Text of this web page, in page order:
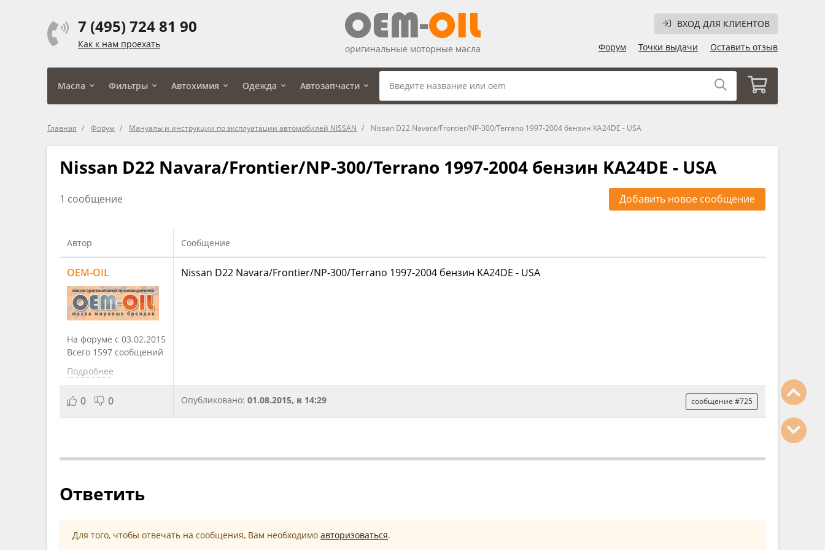
7 (495) 724 81 90
Как к нам проехать
ВХОД ДЛЯ КЛИЕНТОВ
Форум
Точки выдачи Оставить отзыв
оригинальные моторные масла
Масла Фильтры Автохимия Одежда Автозапчасти
Главная Форум Мануалы и инструкции по эксплуатации автомобилей NISSAN Nissan D22 Navara/Frontier/NP-300/Terrano 1997-2004 бензин KA24DE - USA
Nissan D22 Navara/Frontier/NP-300/Terrano 1997-2004 бензин KA24DE - USA
1 сообщение Добавить новое сообщение
Автор Сообщение
OEM-OIL
На форуме с 03.02.2015
Всего 1597 сообщений
Подробнее
Nissan D22 Navara/Frontier/NP-300/Terrano 1997-2004 бензин KA24DE - USA
0 0 Опубликовано: 01.08.2015, в 14:29 сообщение #725
Ответить
Для того, чтобы отвечать на сообщения, Вам необходимо авторизоваться.